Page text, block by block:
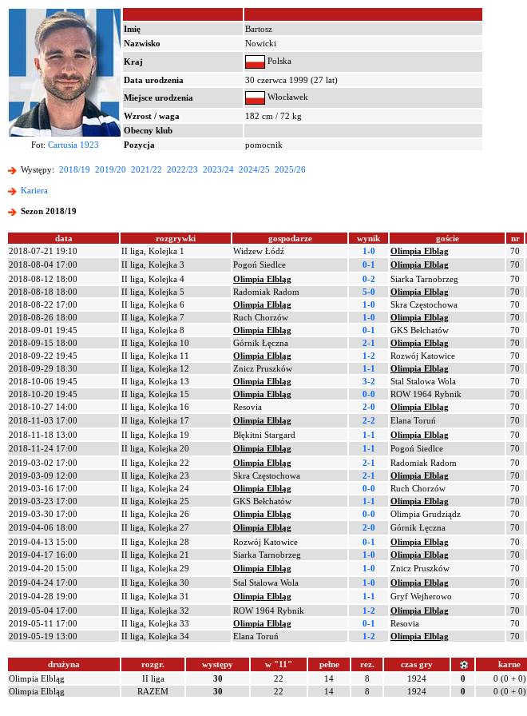
Imię
Bartosz
Nazwisko
Nowicki
Kraj
Polska
Data urodzenia
30 czerwca 1999 (27 lat)
Miejsce urodzenia
Włocławek
Wzrost / waga
182 cm / 72 kg
Obecny klub
Fot: Cartusia 1923 Pozycja pomocnik
Występy: 2018/19 2019/20 2021/22 2022/23 2023/24 2024/25 2025/26
Kariera
Sezon 2018/19
data rozgrywki gospodarze wynik goście nr
2018-07-21 19:10
II liga, Kolejka 1 Widzew Łódź 1-0 Olimpia Elbląg 70
2018-08-04 17:00
II liga, Kolejka 3 Pogoń Siedlce 0-1 Olimpia Elbląg 70
2018-08-12 18:00
II liga, Kolejka 4 Olimpia Elbląg 0-2 Siarka Tarnobrzeg 70
2018-08-18 18:00
II liga, Kolejka 5 Radomiak Radom 5-0 Olimpia Elbląg 70
2018-08-22 17:00
II liga, Kolejka 6 Olimpia Elbląg 1-0 Skra Częstochowa 70
2018-08-26 18:00
II liga, Kolejka 7 Ruch Chorzów 1-0 Olimpia Elbląg 70
2018-09-01 19:45
II liga, Kolejka 8 Olimpia Elbląg 0-1 GKS Bełchatów 70
2018-09-15 18:00
II liga, Kolejka 10 Górnik Łęczna 2-1 Olimpia Elbląg 70
2018-09-22 19:45
II liga, Kolejka 11 Olimpia Elbląg 1-2 Rozwój Katowice 70
2018-09-29 18:30
II liga, Kolejka 12 Znicz Pruszków 1-1 Olimpia Elbląg 70
2018-10-06 19:45
II liga, Kolejka 13 Olimpia Elbląg 3-2 Stal Stalowa Wola 70
2018-10-20 19:45
II liga, Kolejka 15 Olimpia Elbląg 0-0 ROW 1964 Rybnik 70
2018-10-27 14:00
II liga, Kolejka 16 Resovia 2-0 Olimpia Elbląg 70
2018-11-03 17:00
II liga, Kolejka 17 Olimpia Elbląg 2-2 Elana Toruń 70
2018-11-18 13:00
II liga, Kolejka 19 Błękitni Stargard 1-1 Olimpia Elbląg 70
2018-11-24 17:00
II liga, Kolejka 20 Olimpia Elbląg 1-1 Pogoń Siedlce 70
2019-03-02 17:00
II liga, Kolejka 22 Olimpia Elbląg 2-1 Radomiak Radom 70
2019-03-09 12:00
II liga, Kolejka 23 Skra Częstochowa 2-1 Olimpia Elbląg 70
2019-03-16 17:00
II liga, Kolejka 24 Olimpia Elbląg 0-0 Ruch Chorzów 70
2019-03-23 17:00
II liga, Kolejka 25 GKS Bełchatów 1-1 Olimpia Elbląg 70
2019-03-30 17:00
II liga, Kolejka 26 Olimpia Elbląg 0-0 Olimpia Grudziądz 70
2019-04-06 18:00
II liga, Kolejka 27 Olimpia Elbląg 2-0 Górnik Łęczna 70
2019-04-13 15:00
II liga, Kolejka 28 Rozwój Katowice 0-1 Olimpia Elbląg 70
2019-04-17 16:00
II liga, Kolejka 21 Siarka Tarnobrzeg 1-0 Olimpia Elbląg 70
2019-04-20 15:00
II liga, Kolejka 29 Olimpia Elbląg 1-0 Znicz Pruszków 70
2019-04-24 17:00
II liga, Kolejka 30 Stal Stalowa Wola 1-0 Olimpia Elbląg 70
2019-04-28 19:00
II liga, Kolejka 31 Olimpia Elbląg 1-1 Gryf Wejherowo 70
2019-05-04 17:00
II liga, Kolejka 32 ROW 1964 Rybnik 1-2 Olimpia Elbląg 70
2019-05-11 17:00
II liga, Kolejka 33 Olimpia Elbląg 0-1 Resovia 70
2019-05-19 13:00
II liga, Kolejka 34 Elana Toruń 1-2 Olimpia Elbląg 70
drużyna rozgr. występy w "11" pełne rez. czas gry karne
Olimpia Elbląg
II liga 30 22 14 8 1924 0 0 (0 + 0)
Olimpia Elbląg
RAZEM 30 22 14 8 1924 0 0 (0 + 0)